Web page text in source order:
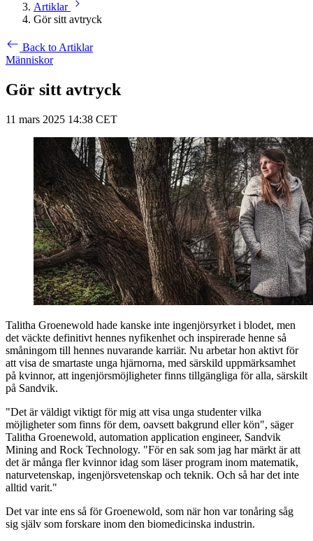
Artiklar
Gör sitt avtryck
Back to Artiklar
Människor
Gör sitt avtryck
11 mars 2025 14:38 CET
Talitha Groenewold hade kanske inte ingenjörsyrket i blodet, men
det väckte definitivt hennes nyfikenhet och inspirerade henne så
småningom till hennes nuvarande karriär. Nu arbetar hon aktivt för
att visa de smartaste unga hjärnorna, med särskild uppmärksamhet
på kvinnor, att ingenjörsmöjligheter finns tillgängliga för alla, särskilt
på Sandvik.
"Det är väldigt viktigt för mig att visa unga studenter vilka
möjligheter som finns för dem, oavsett bakgrund eller kön", säger
Talitha Groenewold, automation application engineer, Sandvik
Mining and Rock Technology. "För en sak som jag har märkt är att
det är många fler kvinnor idag som läser program inom matematik,
naturvetenskap, ingenjörsvetenskap och teknik. Och så har det inte
alltid varit."
Det var inte ens så för Groenewold, som när hon var tonåring såg
sig själv som forskare inom den biomedicinska industrin.